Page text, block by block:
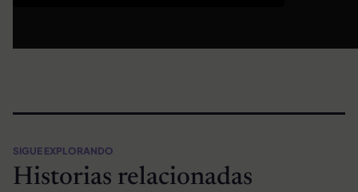
SIGUE EXPLORANDO
Historias relacionadas